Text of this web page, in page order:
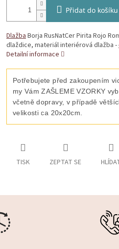
Přidat do košíku
DlažbaBorja RusNatCer Pirita Rojo
dlaždice, materiál interiérová dlažba -
Detailní informace
Potřebujete před zakoupením
my Vám ZAŠLEME VZORKY
včetně dopravy, v případě
velikosti ca 20x20cm.
TISK ZEPTAT SE